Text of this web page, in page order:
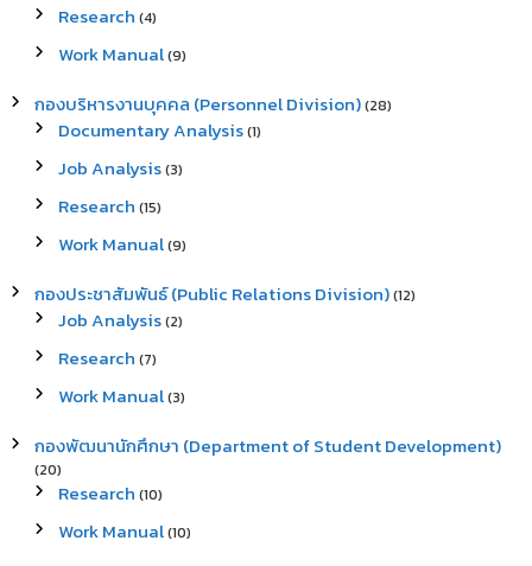
Research (4)
Work Manual(9)
กองบริหารงานบุคคล (Personnel Division)(28)
Documentary Analysis(1)
Job Analysis(3)
Research (15)
Work Manual(9)
กองประชาสัมพันธ์ (Public Relations Division)(12)
Job Analysis(2)
Research (7)
Work Manual(3)
กองพัฒนานักศึกษา (Department of Student Development)
(20)
Research (10)
Work Manual(10)